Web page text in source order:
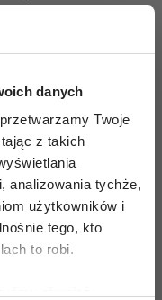
danych
przetwarzamy Twoje
z takich
analizowania tychże,
użytkowników i
tego, kto
to robi.